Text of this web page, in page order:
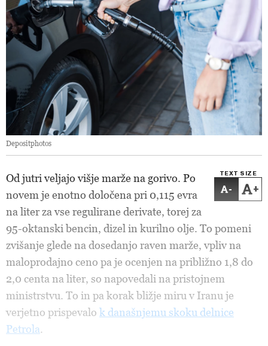
Depositphotos
TEXT SIZE
- +
Od jutri veljajo višje marže na gorivo. Po
novem je enotno določena pri 0,115 evra
na liter za vse regulirane derivate, torej za
95-oktanski bencin, dizel in kurilno olje. To pomeni
zvišanje glede na dosedanjo raven marže, vpliv na
maloprodajno ceno pa je ocenjen na približno 1,8 do
2,0 centa na liter, so napovedali na pristojnem
ministrstvu. To in pa korak bližje miru v Iranu je
verjetno prispevalo k današnjemu skoku delnice
Petrola.